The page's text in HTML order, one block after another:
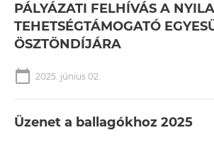
PÁLYÁZATI FELHÍVÁS A
TEHETSÉGTÁMOGATÓ
ÖSZTÖNDÍJÁRA
calendar_today 2025. június 02.
Üzenet a ballagókhoz 2025